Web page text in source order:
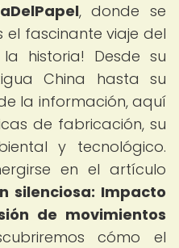
, donde se
fascinante viaje del
historia! Desde su
China hasta su
la información, aquí
de fabricación, su
y tecnológico.
en el artículo
silenciosa: Impacto
de movimientos
cómo el